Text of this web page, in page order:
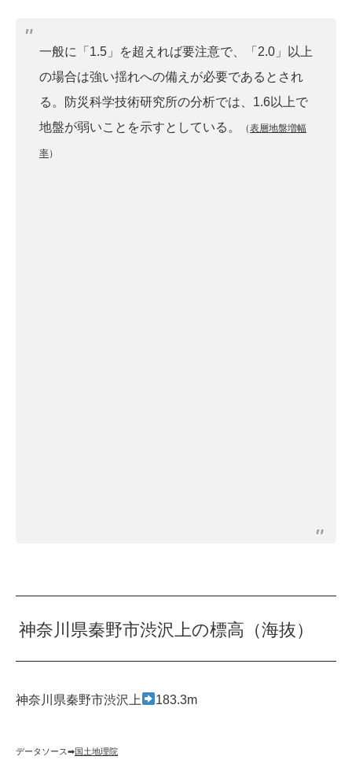
一般に「1.5」を超えれば要注意で、「2.0」以上
の場合は強い揺れへの備えが必要であるとされ
る。防災科学技術研究所の分析では、1.6以上で
地盤が弱いことを示すとしている。
（表層地盤増幅
率）
神奈川県秦野市渋沢上の標高（海抜）
神奈川県秦野市渋沢上 183.3m
データソース➡︎国土地理院